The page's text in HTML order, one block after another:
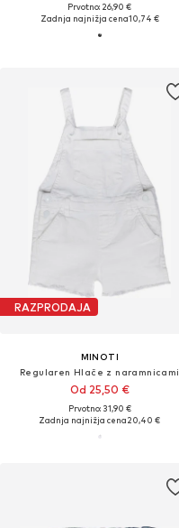
Prvotno: 26,90 €
Zadnja najnižja cena10,74 €
RAZPRODAJA
MINOTI
Regularen Hlače z naramnicami
Od 25,50 €
Prvotno: 31,90 €
Zadnja najnižja cena20,40 €